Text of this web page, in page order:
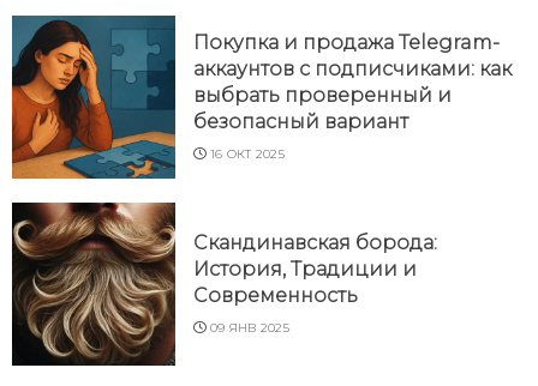
Покупка и продажа Telegram-
аккаунтов с подписчиками: как
выбрать проверенный и
безопасный вариант
16 ОКТ 2025
Скандинавская борода:
История, Традиции и
Современность
09 ЯНВ 2025